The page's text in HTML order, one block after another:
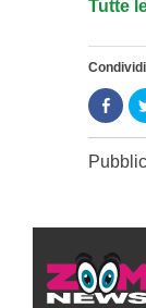
Tutte
su
(Si
apre
in